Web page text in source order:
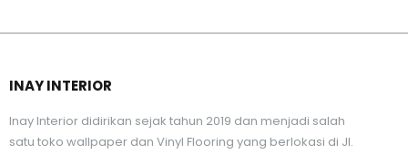
INAY INTERIOR
Inay Interior didirikan sejak tahun 2019 dan menjadi salah
satu toko wallpaper dan Vinyl Flooring yang berlokasi di Jl.